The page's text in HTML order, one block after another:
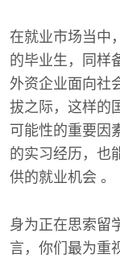
在就业市场当中
的毕业生，同样
外资企业面向社
拔之际，这样的
可能性的重要因
的实习经历，也
供的就业机会 。
身为正在思索留
言，你们最为重